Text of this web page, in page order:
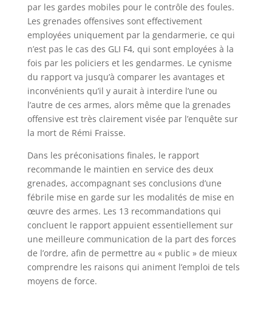
par les gardes mobiles pour le contrôle des foules.
Les grenades offensives sont effectivement
employées uniquement par la gendarmerie, ce qui
n’est pas le cas des GLI F4, qui sont employées à la
fois par les policiers et les gendarmes. Le cynisme
du rapport va jusqu’à comparer les avantages et
inconvénients qu’il y aurait à interdire l’une ou
l’autre de ces armes, alors même que la grenades
offensive est très clairement visée par l’enquête sur
la mort de Rémi Fraisse.
Dans les préconisations finales, le rapport
recommande le maintien en service des deux
grenades, accompagnant ses conclusions d’une
fébrile mise en garde sur les modalités de mise en
œuvre des armes. Les 13 recommandations qui
concluent le rapport appuient essentiellement sur
une meilleure communication de la part des forces
de l’ordre, afin de permettre au « public » de mieux
comprendre les raisons qui animent l’emploi de tels
moyens de force.